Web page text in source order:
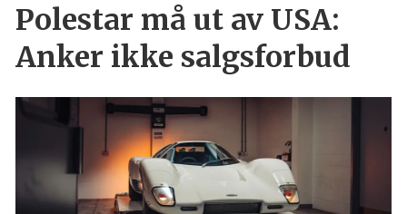
Polestar må ut av USA:
Anker ikke salgsforbud